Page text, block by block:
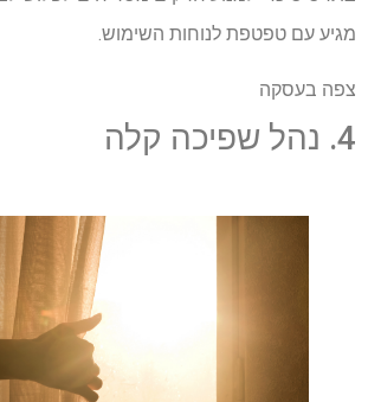
מגיע עם טפטפת לנוחות השימוש.
צפה בעסקה
4. נהל שפיכה קלה